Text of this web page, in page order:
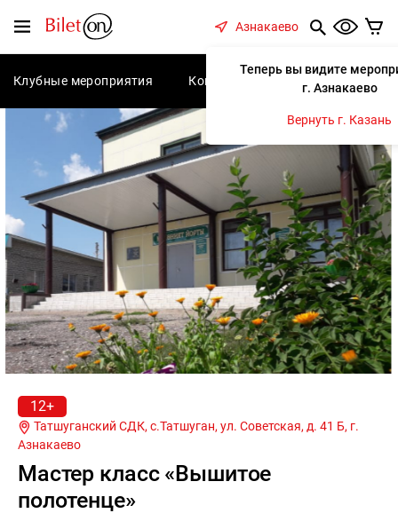
Меню
Азнакаево
Теперь вы видите
г. Азнакаево
Вернуть г. Казань
Клубные мероприятия Концерты Спектакли
12+
Татшуганский СДК, с.Татшуган, ул. Советская, д. 41 Б, г.
Азнакаево
Мастер класс «Вышитое
полотенце»